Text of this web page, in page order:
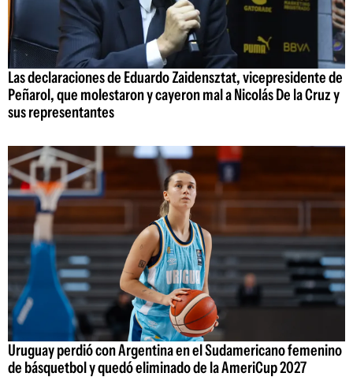
Las declaraciones de Eduardo Zaidensztat, vicepresidente de
Peñarol, que molestaron y cayeron mal a Nicolás De la Cruz y
sus representantes
Uruguay perdió con Argentina en el Sudamericano femenino
de básquetbol y quedó eliminado de la AmeriCup 2027